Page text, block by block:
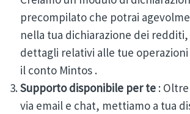
precompilato che potrai
nella tua dichiarazione dei
dettagli relativi alle tue
il conto Mintos .
Supporto disponibile per te :
via email e chat, mettiamo a tua